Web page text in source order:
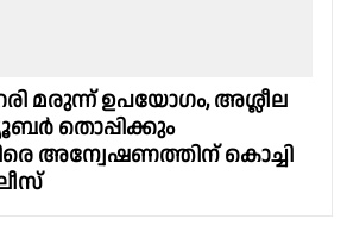
മരുന്ന് ഉപയോഗം, അശ്ലീല
തൊപ്പിക്കും
അന്വേഷണത്തിന് കൊച്ചി